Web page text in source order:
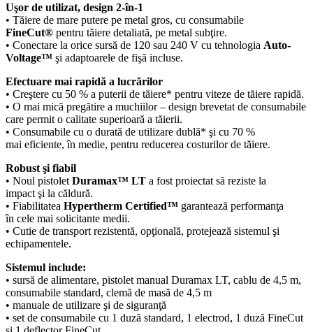
Uşor de utilizat, design 2-în-1
• Tăiere de mare putere pe metal gros, cu consumabile
FineCut® pentru tăiere detaliată, pe metal subţire.
• Conectare la orice sursă de 120 sau 240 V cu tehnologia Auto-
Voltage™ şi adaptoarele de fişă incluse.
Efectuare mai rapidă a lucrărilor
• Creştere cu 50 % a puterii de tăiere* pentru viteze de tăiere rapidă.
• O mai mică pregătire a muchiilor – design brevetat de consumabile
care permit o calitate superioară a tăierii.
• Consumabile cu o durată de utilizare dublă* şi cu 70 %
mai eficiente, în medie, pentru reducerea costurilor de tăiere.
Robust şi fiabil
• Noul pistolet Duramax™ LT a fost proiectat să reziste la
impact şi la căldură.
• Fiabilitatea Hypertherm Certified™ garantează performanţa
în cele mai solicitante medii.
• Cutie de transport rezistentă, opţională, protejează sistemul şi
echipamentele.
Sistemul include:
• sursă de alimentare, pistolet manual Duramax LT, cablu de 4,5 m,
consumabile standard, clemă de masă de 4,5 m
• manuale de utilizare şi de siguranţă
• set de consumabile cu 1 duză standard, 1 electrod, 1 duză FineCut